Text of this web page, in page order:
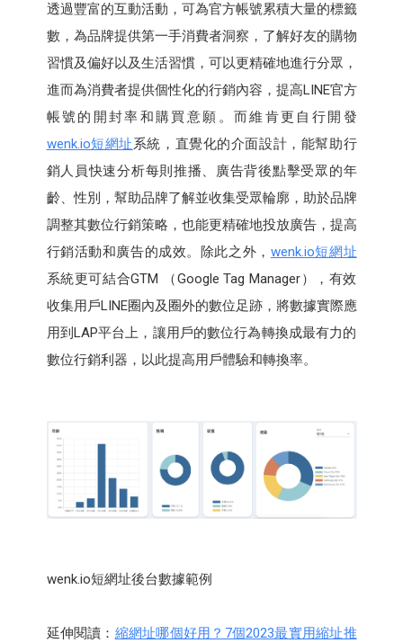
透過豐富的互動活動，可為官方帳號累積大量的標籤
數，為品牌提供第一手消費者洞察，了解好友的購物
習慣及偏好以及生活習慣，可以更精確地進行分眾，
進而為消費者提供個性化的行銷內容，提高LINE官方
帳號的開封率和購買意願。而維肯更自行開發
wenk.io短網址系統，直覺化的介面設計，能幫助行
銷人員快速分析每則推播、廣告背後點擊受眾的年
齡、性別，幫助品牌了解並收集受眾輪廓，助於品牌
調整其數位行銷策略，也能更精確地投放廣告，提高
行銷活動和廣告的成效。除此之外， wenk.io短網址
系統更可結合GTM （Google Tag Manager），有效
收集用戶LINE圈內及圈外的數位足跡，將數據實際應
用到LAP平台上，讓用戶的數位行為轉換成最有力的
數位行銷利器，以此提高用戶體驗和轉換率。
wenk.io短網址後台數據範例
延伸閱讀： 縮網址哪個好用？7個2023最實用縮址推